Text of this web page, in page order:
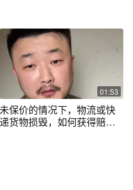
01:53
未保价的情况下，物流或快
递货物损毁，如何获得赔